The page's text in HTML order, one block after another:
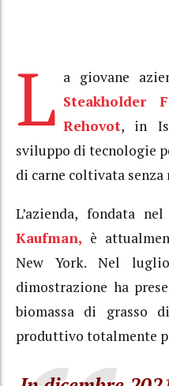
L a giovane
Steakholder
Rehovot, in
sviluppo di tecnologie
di carne coltivata
L’azienda, fondata
Kaufman, è
New York. Nel
dimostrazione ha
biomassa di grasso
produttivo totalmente